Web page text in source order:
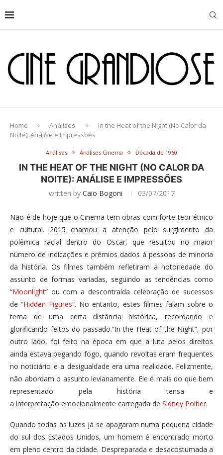
Home Análises
In the Heat of the Night (No Calor da
Noite): Análise e Impressões
Análises Análises Cinema Década de 1960
IN THE HEAT OF THE NIGHT (NO CALOR DA
NOITE): ANÁLISE E IMPRESSÕES
written by Caio Bogoni 03/07/2017
Não é de hoje que o Cinema tem obras com forte teor étnico
e cultural. 2015 chamou a atenção pelo surgimento da
polêmica racial dentro do Oscar, que resultou no maior
número de indicações e prêmios dados à pessoas de minoria
da história. Os filmes também refletiram a notoriedade do
assunto de formas variadas, seguindo as tendências como
“Moonlight” ou com a descontraída celebração de sucessos
de “Hidden Figures“. No entanto, estes filmes falam sobre o
tema de uma certa distância histórica, recordando e
glorificando feitos do passado.”In the Heat of the Night”, por
outro lado, foi feito na época em que a luta pelos direitos
ainda estava pegando fogo, quando revoltas eram frequentes
no noticiário e a desigualdade era uma realidade. Felizmente,
não abordam o assunto levianamente. Ele é mais do que bem
representado pela história tensa e
a interpretação emocionalmente carregada de Sidney Poitier.
Quando todas as luzes já se apagaram numa pequena cidade
do sul dos Estados Unidos, um homem é encontrado morto
em pleno centro da cidade. Despreparada e desacostumada a